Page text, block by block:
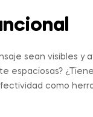
sean visibles y
espaciosas?
como